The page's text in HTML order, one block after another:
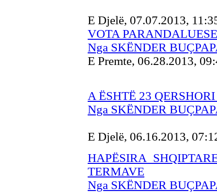
E Djelë, 07.07.2013,
VOTA PARANDALUESE
Nga SKËNDER
E Premte, 06.28.2013,
A ËSHTË 23
Nga SKËNDER
E Djelë, 06.16.2013,
HAPËSIRA
TERMAVE
Nga SKËNDER